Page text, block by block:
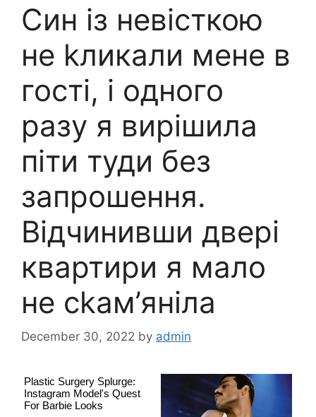
Син із невісткою
не kликали мене в
гості, і одного
разу я вирішила
піти туди без
запрошення.
Відчинивши двері
квартири я мало
не сkам’яніла
December 30, 2022 by admin